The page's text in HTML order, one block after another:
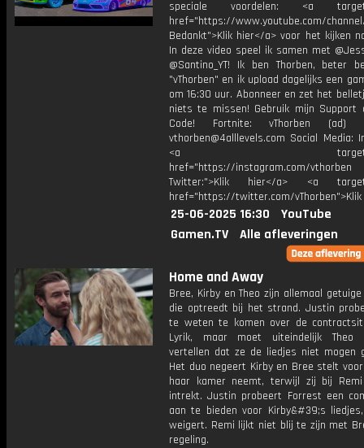
speciale voordelen: <a
href="https://www.youtube.com/channel/
Bedankt">Klik hier</a> voor het kijken
In deze video speel ik samen met
@Santino_YT! Ik ben Thorben, beter
"vThorben" en ik upload dagelijks een
om 16:30 uur. Abonneer en zet het
niets te missen! Gebruik mijn Support
Code! Fortnite: vThorben (ad)
vthorben@4alllevels.com Social Media:
<a
href="https://instagram.com/vthorben
Twitter:">Klik hier</a> <a
href="https://twitter.com/
25-06-2025 16:30
YouTube
Gamen.TV
Alle afleveringen
Home and Away
Bree, Kirby en Theo zijn allemaal
die optreedt bij het strand. Justin
te weten te komen over de
Lyrik, maar moet uiteindelijk Theo
vertellen dat ze de liedjes niet mogen
Het duo negeert Kirby en Bree stelt
haar kamer neemt, terwijl zij bij
intrekt. Justin probeert Forrest een
aan te bieden voor Kirby&#39;s
weigert. Remi lijkt niet blij te zijn met
regeling.